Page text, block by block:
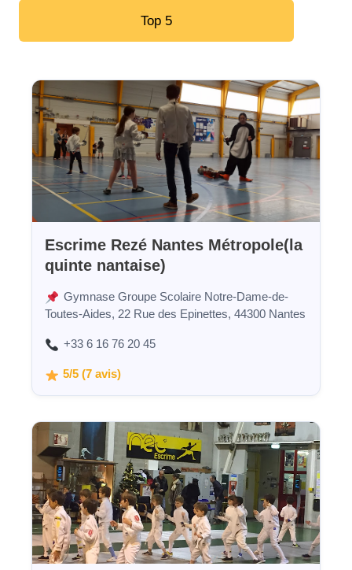
Top 5
Escrime Rezé Nantes Métropole(la
quinte nantaise)
Gymnase Groupe Scolaire Notre-Dame-de-
Toutes-Aides, 22 Rue des Epinettes, 44300 Nantes
+33 6 16 76 20 45
5/5 (7 avis)